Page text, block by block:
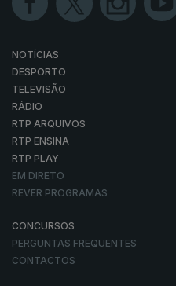
NOTÍCIAS
DESPORTO
TELEVISÃO
RÁDIO
RTP ARQUIVOS
RTP ENSINA
RTP PLAY
EM DIRETO
REVER PROGRAMAS
CONCURSOS
PERGUNTAS FREQUENTES
CONTACTOS